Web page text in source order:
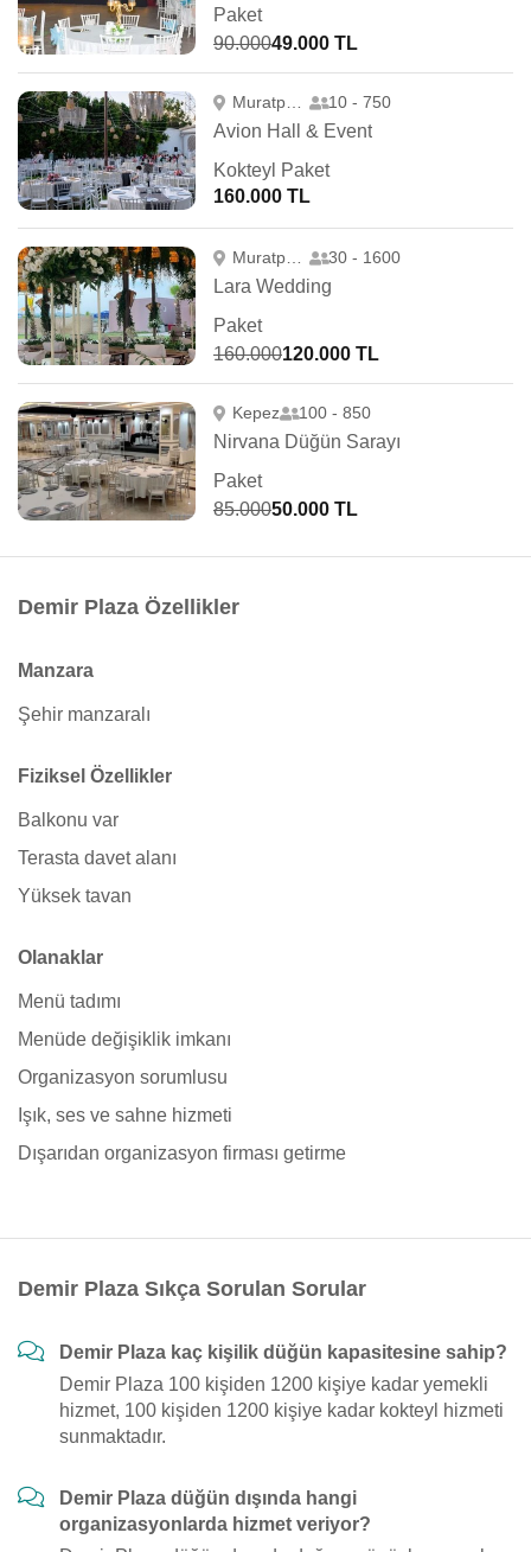
Paket
90.00049.000 TL
Muratpaşa 10 - 750
Avion Hall & Event
Kokteyl Paket
160.000 TL
Muratpaşa 30 - 1600
Lara Wedding
Paket
160.000120.000 TL
Kepez 100 - 850
Nirvana Düğün Sarayı
Paket
85.00050.000 TL
Demir Plaza Özellikler
Manzara
Şehir manzaralı
Fiziksel Özellikler
Balkonu var
Terasta davet alanı
Yüksek tavan
Olanaklar
Menü tadımı
Menüde değişiklik imkanı
Organizasyon sorumlusu
Işık, ses ve sahne hizmeti
Dışarıdan organizasyon firması getirme
Demir Plaza Sıkça Sorulan Sorular
Demir Plaza kaç kişilik düğün kapasitesine sahip?
Demir Plaza 100 kişiden 1200 kişiye kadar yemekli
hizmet, 100 kişiden 1200 kişiye kadar kokteyl hizmeti
sunmaktadır.
Demir Plaza düğün dışında hangi
organizasyonlarda hizmet veriyor?